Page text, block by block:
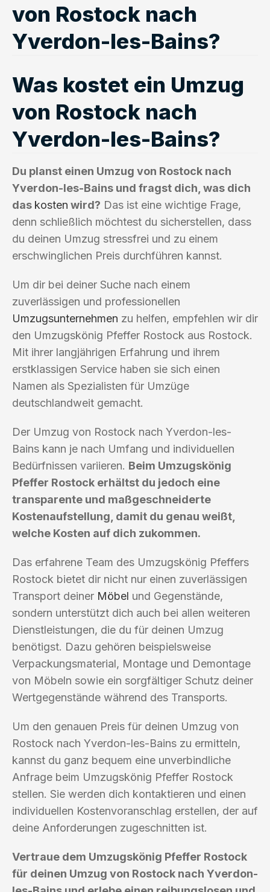
von Rostock nach
Yverdon-les-Bains?
Was kostet ein Umzug
von Rostock nach
Yverdon-les-Bains?
Du planst einen Umzug von Rostock nach
Yverdon-les-Bains und fragst dich, was dich
das kosten wird? Das ist eine wichtige Frage,
denn schließlich möchtest du sicherstellen, dass
du deinen Umzug stressfrei und zu einem
erschwinglichen Preis durchführen kannst.
Um dir bei deiner Suche nach einem
zuverlässigen und professionellen
Umzugsunternehmen zu helfen, empfehlen wir dir
den Umzugskönig Pfeffer Rostock aus Rostock.
Mit ihrer langjährigen Erfahrung und ihrem
erstklassigen Service haben sie sich einen
Namen als Spezialisten für Umzüge
deutschlandweit gemacht.
Der Umzug von Rostock nach Yverdon-les-
Bains kann je nach Umfang und individuellen
Bedürfnissen variieren. Beim Umzugskönig
Pfeffer Rostock erhältst du jedoch eine
transparente und maßgeschneiderte
Kostenaufstellung, damit du genau weißt,
welche Kosten auf dich zukommen.
Das erfahrene Team des Umzugskönig Pfeffers
Rostock bietet dir nicht nur einen zuverlässigen
Transport deiner Möbel und Gegenstände,
sondern unterstützt dich auch bei allen weiteren
Dienstleistungen, die du für deinen Umzug
benötigst. Dazu gehören beispielsweise
Verpackungsmaterial, Montage und Demontage
von Möbeln sowie ein sorgfältiger Schutz deiner
Wertgegenstände während des Transports.
Um den genauen Preis für deinen Umzug von
Rostock nach Yverdon-les-Bains zu ermitteln,
kannst du ganz bequem eine unverbindliche
Anfrage beim Umzugskönig Pfeffer Rostock
stellen. Sie werden dich kontaktieren und einen
individuellen Kostenvoranschlag erstellen, der auf
deine Anforderungen zugeschnitten ist.
Vertraue dem Umzugskönig Pfeffer Rostock
für deinen Umzug von Rostock nach Yverdon-